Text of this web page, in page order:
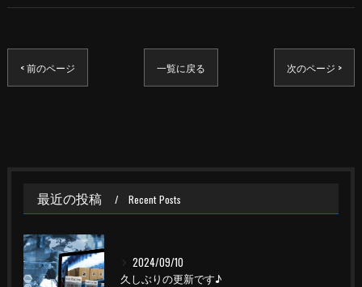
< 前のページ 一覧に戻る 次のページ >
最近の投稿 Recent Posts
2024/09/10
久しぶりの更新です♪